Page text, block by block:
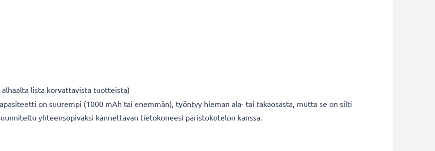
alhaalta lista korvattavista tuotteista)
on suurempi (1000 mAh tai enemmän), työntyy hieman ala- tai takaosasta, mutta se on silti
yhteensopivaksi kannettavan tietokoneesi paristokotelon kanssa.